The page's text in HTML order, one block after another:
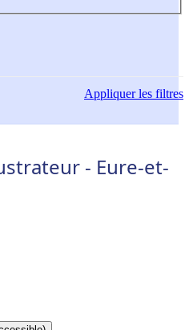
Appliquerles filtres
- Eure-et-